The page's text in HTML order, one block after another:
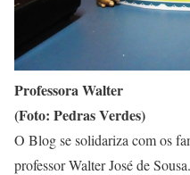
Professora Walter
(Foto: Pedras Verdes)
O Blog se solidariza com os
professor Walter José de Sousa.